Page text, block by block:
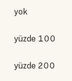
yok
yüzde 100
yüzde 200